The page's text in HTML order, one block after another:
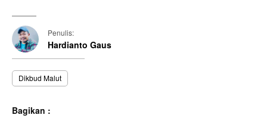
Penulis:
Hardianto Gaus
Dikbud Malut
Bagikan :